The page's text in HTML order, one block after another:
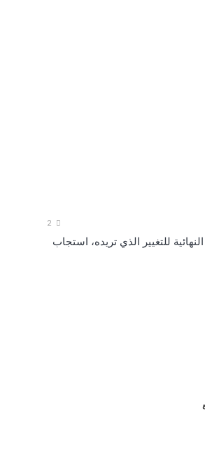
للتغيير الذي تريده، استجاب